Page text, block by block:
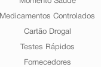
Medicamentos Controlados
Cartão Drogal
Testes Rápidos
Fornecedores